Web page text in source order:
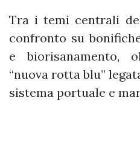
Tra i temi centrali
confronto su
e biorisanamento,
“nuova rotta blu”
sistema portuale e